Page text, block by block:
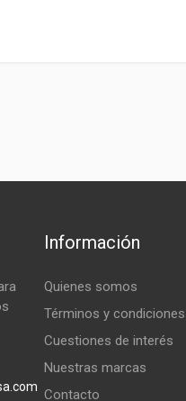
Información
Quienes somos
Términos y condiciones
Cuestiones de interés
Nuestras marcas
Contacto